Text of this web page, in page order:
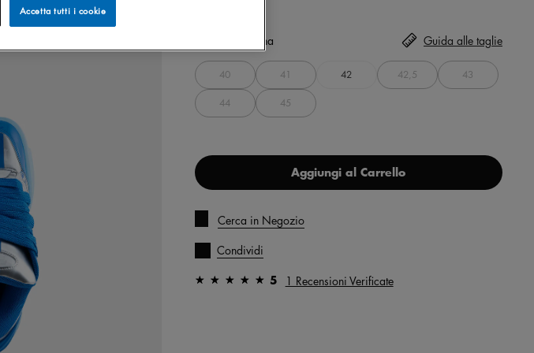
Seleziona
40 41 42 42,5 43
44 45
Guida alle taglie
Aggiungi al Carrello
Cerca in Negozio
Condividi
5 1 Recensioni Verificate
Accetta tutti i cookie